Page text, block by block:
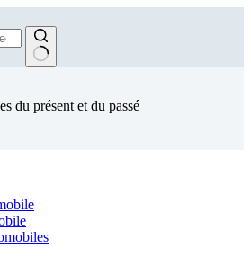
du présent et du passé